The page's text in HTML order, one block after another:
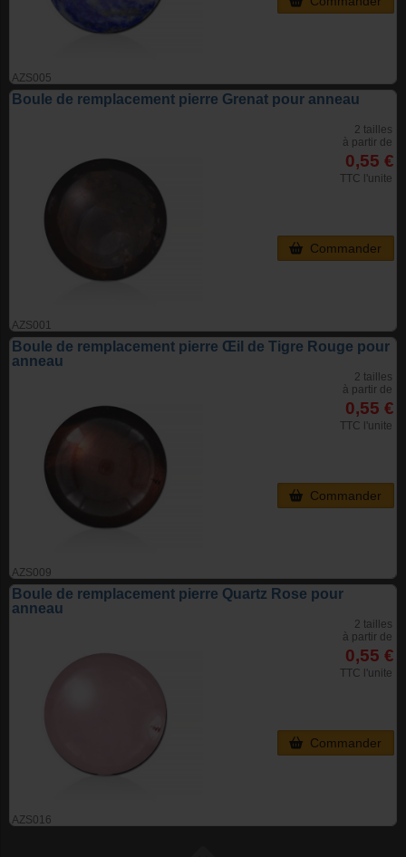
AZS005
Boule de remplacement pierre Grenat pour anneau
AZS001
2 tailles
à partir de
0,55 €
TTC l'unite
Commander
Boule de remplacement pierre Œil de Tigre Rouge pour
anneau
AZS009
2 tailles
à partir de
0,55 €
TTC l'unite
Commander
Boule de remplacement pierre Quartz Rose pour
anneau
AZS016
2 tailles
à partir de
0,55 €
TTC l'unite
Commander